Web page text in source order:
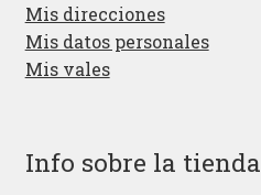
Mis direcciones
Mis datos personales
Mis vales
Info sobre la tienda